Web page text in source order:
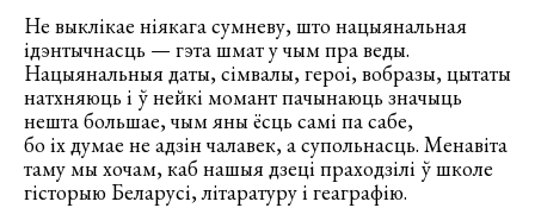
Не выклікае ніякага сумневу, што нацыянальная
ідэнтычнасць — гэта шмат у чым пра веды.
Нацыянальныя даты, сімвалы, героі, вобразы, цытаты
натхняюць і ў нейкі момант пачынаюць значыць
нешта большае, чым яны ёсць самі па сабе,
бо іх думае не адзін чалавек, а супольнасць. Менавіта
таму мы хочам, каб нашыя дзеці праходзілі ў школе
гісторыю Беларусі, літаратуру і геаграфію.